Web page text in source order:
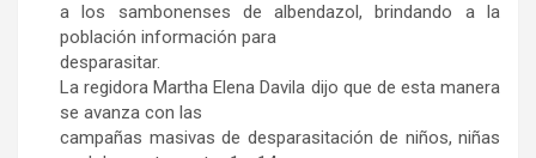
a los sambonenses de albendazol, brindando a la
población información para
desparasitar.
La regidora Martha Elena Davila dijo que de esta manera
se avanza con las
campañas masivas de desparasitación de niños, niñas